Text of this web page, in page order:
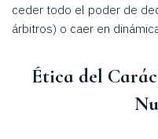
ceder todo el poder de
árbitros) o caer en
Ética del